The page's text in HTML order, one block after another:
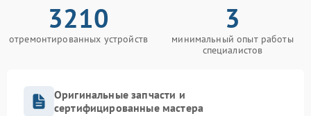
3210
отремонтированных устройств
3
минимальный опыт работы
специалистов
Оригинальные запчасти и
сертифицированные мастера